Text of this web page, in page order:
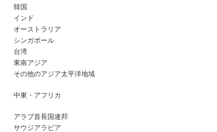
韓国
インド
オーストラリア
シンガポール
台湾
東南アジア
その他のアジア太平洋地域
中東・アフリカ
アラブ首長国連邦
サウジアラビア